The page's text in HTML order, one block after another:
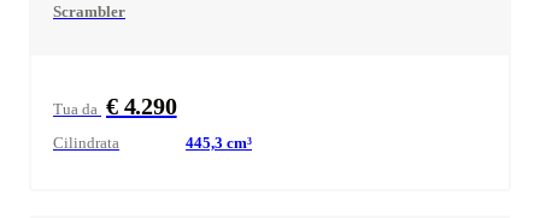
Scrambler
Tua da € 4.290
Cilindrata 445,3 cm³